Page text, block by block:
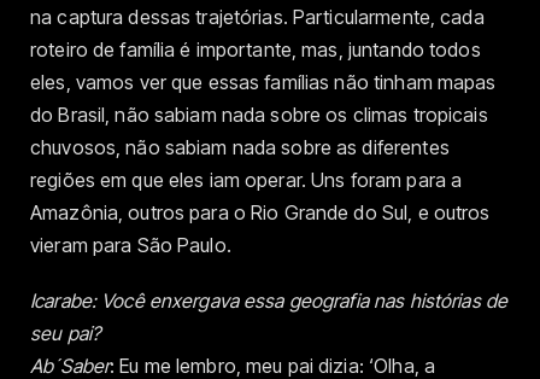
na captura dessas trajetórias. Particularmente, cada
roteiro de família é importante, mas, juntando todos
eles, vamos ver que essas famílias não tinham mapas
do Brasil, não sabiam nada sobre os climas tropicais
chuvosos, não sabiam nada sobre as diferentes
regiões em que eles iam operar. Uns foram para a
Amazônia, outros para o Rio Grande do Sul, e outros
vieram para São Paulo.
Icarabe: Você enxergava essa geografia nas histórias de
seu pai?
Ab´Saber: Eu me lembro, meu pai dizia: ‘Olha, a